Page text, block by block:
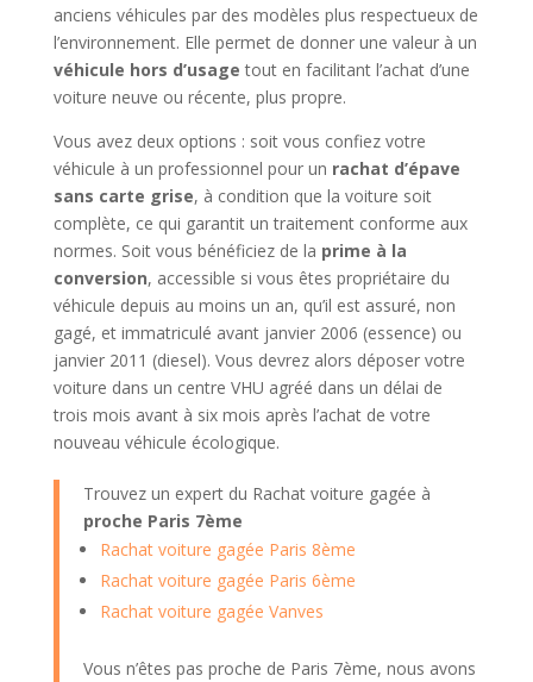
anciens véhicules par des modèles plus respectueux de
l’environnement. Elle permet de donner une valeur à un
véhicule hors d’usage tout en facilitant l’achat d’une
voiture neuve ou récente, plus propre.
Vous avez deux options : soit vous confiez votre
véhicule à un professionnel pour un rachat d’épave
sans carte grise, à condition que la voiture soit
complète, ce qui garantit un traitement conforme aux
normes. Soit vous bénéficiez de la prime à la
conversion, accessible si vous êtes propriétaire du
véhicule depuis au moins un an, qu’il est assuré, non
gagé, et immatriculé avant janvier 2006 (essence) ou
janvier 2011 (diesel). Vous devrez alors déposer votre
voiture dans un centre VHU agréé dans un délai de
trois mois avant à six mois après l’achat de votre
nouveau véhicule écologique.
Trouvez un expert du Rachat voiture gagée à
proche Paris 7ème
Rachat voiture gagée Paris 8ème
Rachat voiture gagée Paris 6ème
Rachat voiture gagée Vanves
Vous n’êtes pas proche de Paris 7ème, nous avons